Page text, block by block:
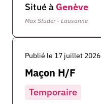
Situé à Genève
Max Studer - Lausanne
Publié le 17 juillet 2026
Maçon H/F
Temporaire